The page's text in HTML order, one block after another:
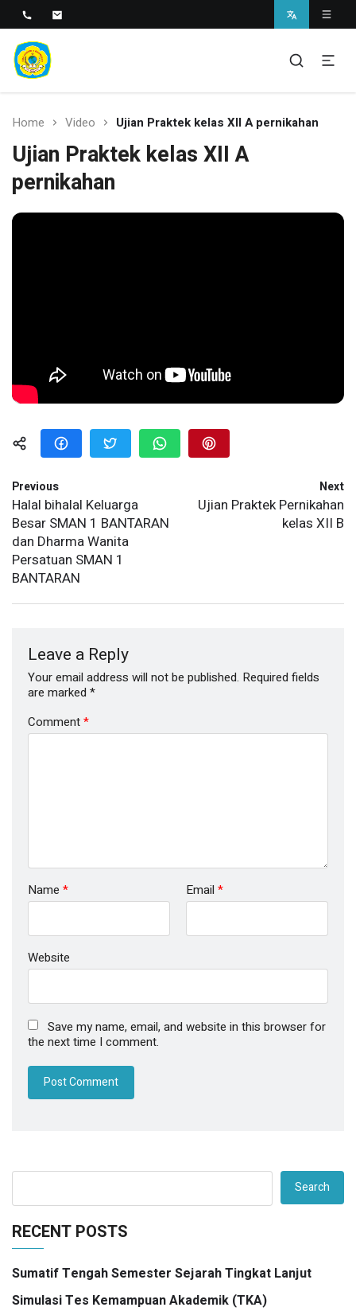
SMAN 1 Bantaran
SMAN 1 BANTARAN
Home Video Ujian Praktek kelas XII A pernikahan
Ujian Praktek kelas XII A
pernikahan
Previous
Halal bihalal Keluarga
Besar SMAN 1 BANTARAN
dan Dharma Wanita
Persatuan SMAN 1
BANTARAN
Next
Ujian Praktek Pernikahan
kelas XII B
Leave a Reply
Your email address will not be published. Required fields
are marked *
Comment*
Name * Email *
Website
Save my name, email, and website in this browser for
the next time I comment.
Search
RECENT POSTS
Sumatif Tengah Semester Sejarah Tingkat Lanjut
Simulasi Tes Kemampuan Akademik (TKA)